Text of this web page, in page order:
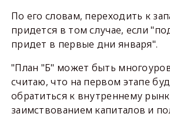
По его словам, переходить к
придется в том случае, если
придет в первые дни января".
"План "Б" может быть
считаю, что на первом этапе
обратиться к внутреннему
заимствованием капиталов и